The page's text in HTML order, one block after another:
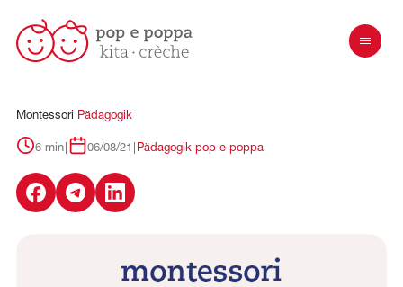
Montessori Pädagogik
6 min 06/08/21 Pädagogik pop e poppa